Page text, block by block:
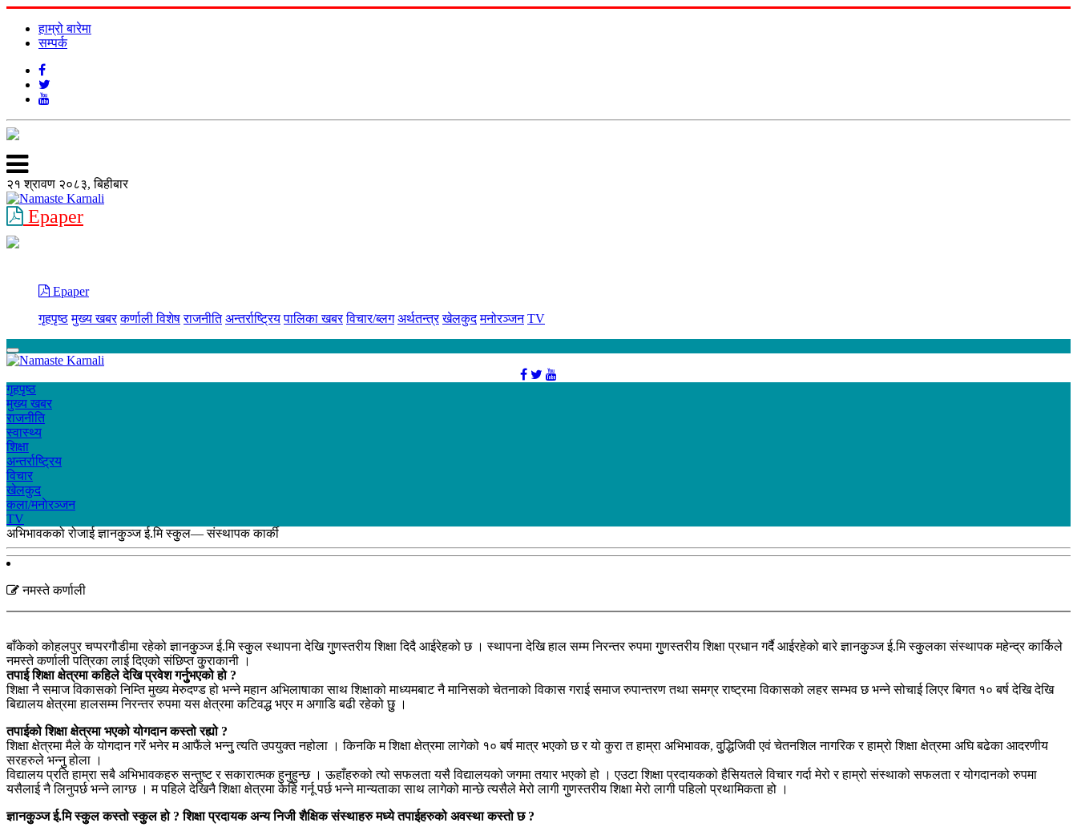
हाम्रो बारेमा
सम्पर्क
२१ श्रावण २०८३, बिहीबार
Epaper
Epaper
गृहपृष्ठ मुख्य खबर कर्णाली विशेष राजनीति अन्तर्राष्ट्रिय पालिका खबर विचार/ब्लग अर्थतन्त्र खेलकुद मनोरञ्जन TV
गृहपृष्ठ
मुख्य खबर
राजनीति
स्वास्थ्य
शिक्षा
अन्तर्राष्ट्रिय
विचार
खेलकुद
कला/मनाेरञ्जन
TV
अभिभावकको रोजाई ज्ञानकुुञ्ज ई.मि स्कुुल— संस्थापक कार्की
नमस्ते कर्णाली
बाँकेको कोहलपुर चप्परगौडीमा रहेको ज्ञानकुुञ्ज ई.मि स्कुुल स्थापना देखि गुुणस्तरीय शिक्षा दिदै आईरेहको छ । स्थापना देखि हाल सम्म निरन्तर रुपमा गुुणस्तरीय शिक्षा प्रधान गर्दै आईरहेको बारे ज्ञानकुुञ्ज ई.मि स्कुुलका संस्थापक महेन्द्र कार्किले
नमस्ते कर्णाली पत्रिका लाई दिएको संछिप्त कुुराकानी ।
तपाई शिक्षा क्षेत्रमा कहिले देखि प्रवेश गर्नुुभएको हो ?
शिक्षा नै समाज विकासको निम्ति मुख्य मेरुदण्ड हो भन्ने महान अभिलाषाका साथ शिक्षाको माध्यमबाट नै मानिसको चेतनाको विकास गराई समाज रुपान्तरण तथा समग्र राष्ट्रमा विकासको लहर सम्भव छ भन्ने सोचाई लिएर बिगत १० बर्ष देखि देखि
बिद्यालय क्षेत्रमा हालसम्म निरन्तर रुपमा यस क्षेत्रमा कटिवद्ध भएर म अगाडि बढी रहेको छुु ।
तपाईको शिक्षा क्षेत्रमा भएको योगदान कस्तो रह्यो ?
शिक्षा क्षेत्रमा मैले के योगदान गरेंं भनेर म आफैंले भन्नुु त्यति उपयुक्त नहोला । किनकि म शिक्षा क्षेत्रमा लागेको १० बर्ष मात्र भएको छ र यो कुरा त हाम्रा अभिभावक, वुुद्धिजिवी एवं चेतनशिल नागरिक र हाम्रो शिक्षा क्षेत्रमा अघि बढेका आदरणीय
सरहरुले भन्नुु होला ।
विद्यालय प्रति हाम्रा सबै अभिभावकहरु सन्तुष्ट र सकारात्मक हुनुहुन्छ । ऊहाँहरुको त्यो सफलता यसै विद्यालयको जगमा तयार भएको हो । एउटा शिक्षा प्रदायकको हैसियतले विचार गर्दा मेरो र हाम्रो संस्थाको सफलता र योगदानको रुपमा
यसैलाई नै लिनुपर्छ भन्ने लाग्छ । म पहिले देखिनै शिक्षा क्षेत्रमा केहि गर्नू पर्छ भन्ने मान्यताका साथ लागेको मान्छे त्यसैले मेरो लागी गुुणस्तरीय शिक्षा मेरो लागी पहिलो प्रथामिकता हो ।
ज्ञानकुुञ्ज ई.मि स्कुुल कस्तो स्कुुल हो ? शिक्षा प्रदायक अन्य निजी शैक्षिक संस्थाहरु मध्ये तपाईहरुको अवस्था कस्तो छ ?